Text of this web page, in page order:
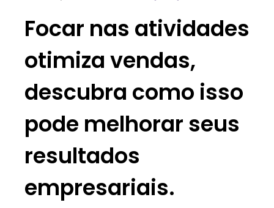
Focar nas atividades
otimiza vendas,
descubra como isso
pode melhorar seus
resultados
empresariais.